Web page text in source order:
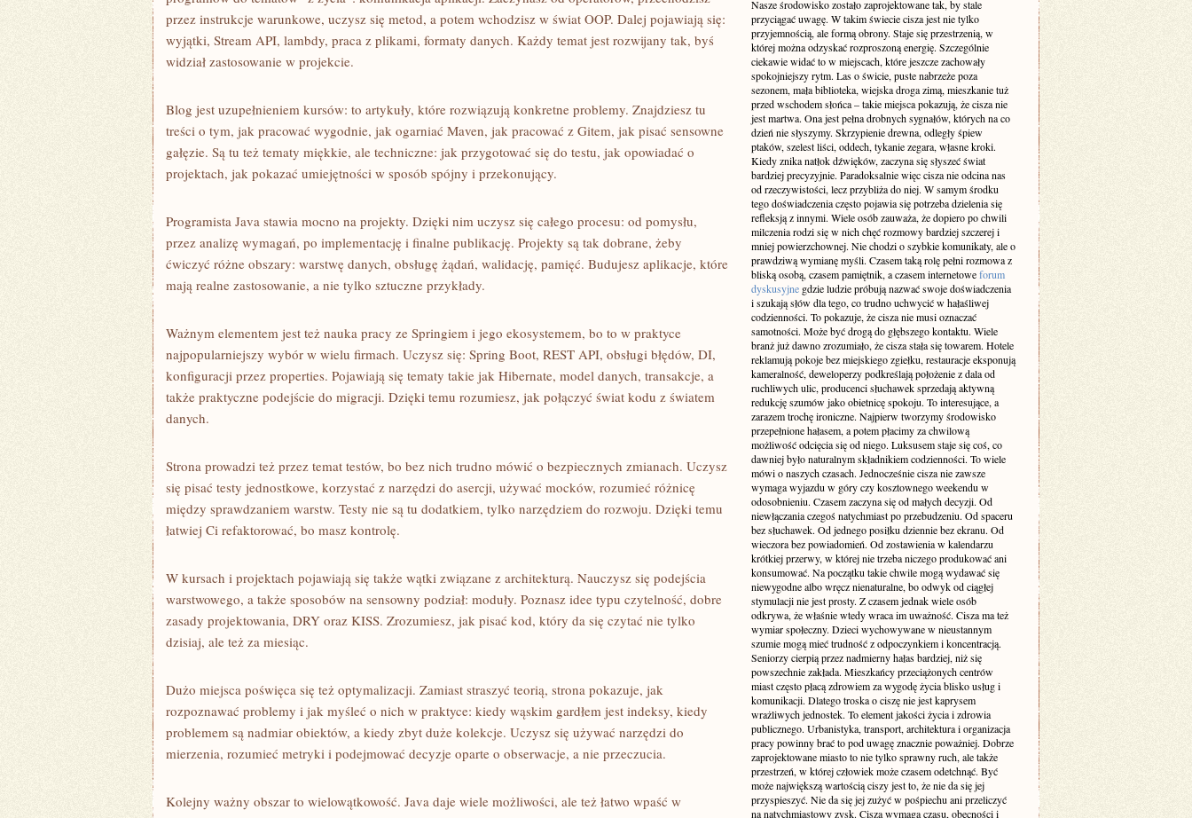
przez instrukcje warunkowe, uczysz się metod, a potem wchodzisz w świat OOP. Dalej pojawiają się:
wyjątki, Stream API, lambdy, praca z plikami, formaty danych. Każdy temat jest rozwijany tak, byś
widział zastosowanie w projekcie.
Blog jest uzupełnieniem kursów: to artykuły, które rozwiązują konkretne problemy. Znajdziesz tu
treści o tym, jak pracować wygodnie, jak ogarniać Maven, jak pracować z Gitem, jak pisać sensowne
gałęzie. Są tu też tematy miękkie, ale techniczne: jak przygotować się do testu, jak opowiadać o
projektach, jak pokazać umiejętności w sposób spójny i przekonujący.
Programista Java stawia mocno na projekty. Dzięki nim uczysz się całego procesu: od pomysłu,
przez analizę wymagań, po implementację i finalne publikację. Projekty są tak dobrane, żeby
ćwiczyć różne obszary: warstwę danych, obsługę żądań, walidację, pamięć. Budujesz aplikacje, które
mają realne zastosowanie, a nie tylko sztuczne przykłady.
Ważnym elementem jest też nauka pracy ze Springiem i jego ekosystemem, bo to w praktyce
najpopularniejszy wybór w wielu firmach. Uczysz się: Spring Boot, REST API, obsługi błędów, DI,
konfiguracji przez properties. Pojawiają się tematy takie jak Hibernate, model danych, transakcje, a
także praktyczne podejście do migracji. Dzięki temu rozumiesz, jak połączyć świat kodu z światem
danych.
Strona prowadzi też przez temat testów, bo bez nich trudno mówić o bezpiecznych zmianach. Uczysz
się pisać testy jednostkowe, korzystać z narzędzi do asercji, używać mocków, rozumieć różnicę
między sprawdzaniem warstw. Testy nie są tu dodatkiem, tylko narzędziem do rozwoju. Dzięki temu
łatwiej Ci refaktorować, bo masz kontrolę.
W kursach i projektach pojawiają się także wątki związane z architekturą. Nauczysz się podejścia
warstwowego, a także sposobów na sensowny podział: moduły. Poznasz idee typu czytelność, dobre
zasady projektowania, DRY oraz KISS. Zrozumiesz, jak pisać kod, który da się czytać nie tylko
dzisiaj, ale też za miesiąc.
Dużo miejsca poświęca się też optymalizacji. Zamiast straszyć teorią, strona pokazuje, jak
rozpoznawać problemy i jak myśleć o nich w praktyce: kiedy wąskim gardłem jest indeksy, kiedy
problemem są nadmiar obiektów, a kiedy zbyt duże kolekcje. Uczysz się używać narzędzi do
mierzenia, rozumieć metryki i podejmować decyzje oparte o obserwacje, a nie przeczucia.
Kolejny ważny obszar to wielowątkowość. Java daje wiele możliwości, ale też łatwo wpaść w
Nasze środowisko zostało zaprojektowane tak, by stale
przyciągać uwagę. W takim świecie cisza jest nie tylko
przyjemnością, ale formą obrony. Staje się przestrzenią, w
której można odzyskać rozproszoną energię. Szczególnie
ciekawie widać to w miejscach, które jeszcze zachowały
spokojniejszy rytm. Las o świcie, puste nabrzeże poza
sezonem, mała biblioteka, wiejska droga zimą, mieszkanie tuż
przed wschodem słońca – takie miejsca pokazują, że cisza nie
jest martwa. Ona jest pełna drobnych sygnałów, których na co
dzień nie słyszymy. Skrzypienie drewna, odległy śpiew
ptaków, szelest liści, oddech, tykanie zegara, własne kroki.
Kiedy znika natłok dźwięków, zaczyna się słyszeć świat
bardziej precyzyjnie. Paradoksalnie więc cisza nie odcina nas
od rzeczywistości, lecz przybliża do niej. W samym środku
tego doświadczenia często pojawia się potrzeba dzielenia się
refleksją z innymi. Wiele osób zauważa, że dopiero po chwili
milczenia rodzi się w nich chęć rozmowy bardziej szczerej i
mniej powierzchownej. Nie chodzi o szybkie komunikaty, ale o
prawdziwą wymianę myśli. Czasem taką rolę pełni rozmowa z
bliską osobą, czasem pamiętnik, a czasem internetoweforum
dyskusyjne gdzie ludzie próbują nazwać swoje doświadczenia
i szukają słów dla tego, co trudno uchwycić w hałaśliwej
codzienności. To pokazuje, że cisza nie musi oznaczać
samotności. Może być drogą do głębszego kontaktu. Wiele
branż już dawno zrozumiało, że cisza stała się towarem. Hotele
reklamują pokoje bez miejskiego zgiełku, restauracje eksponują
kameralność, deweloperzy podkreślają położenie z dala od
ruchliwych ulic, producenci słuchawek sprzedają aktywną
redukcję szumów jako obietnicę spokoju. To interesujące, a
zarazem trochę ironiczne. Najpierw tworzymy środowisko
przepełnione hałasem, a potem płacimy za chwilową
możliwość odcięcia się od niego. Luksusem staje się coś, co
dawniej było naturalnym składnikiem codzienności. To wiele
mówi o naszych czasach. Jednocześnie cisza nie zawsze
wymaga wyjazdu w góry czy kosztownego weekendu w
odosobnieniu. Czasem zaczyna się od małych decyzji. Od
niewłączania czegoś natychmiast po przebudzeniu. Od spaceru
bez słuchawek. Od jednego posiłku dziennie bez ekranu. Od
wieczora bez powiadomień. Od zostawienia w kalendarzu
krótkiej przerwy, w której nie trzeba niczego produkować ani
konsumować. Na początku takie chwile mogą wydawać się
niewygodne albo wręcz nienaturalne, bo odwyk od ciągłej
stymulacji nie jest prosty. Z czasem jednak wiele osób
odkrywa, że właśnie wtedy wraca im uważność. Cisza ma też
wymiar społeczny. Dzieci wychowywane w nieustannym
szumie mogą mieć trudność z odpoczynkiem i koncentracją.
Seniorzy cierpią przez nadmierny hałas bardziej, niż się
powszechnie zakłada. Mieszkańcy przeciążonych centrów
miast często płacą zdrowiem za wygodę życia blisko usług i
komunikacji. Dlatego troska o ciszę nie jest kaprysem
wrażliwych jednostek. To element jakości życia i zdrowia
publicznego. Urbanistyka, transport, architektura i organizacja
pracy powinny brać to pod uwagę znacznie poważniej. Dobrze
zaprojektowane miasto to nie tylko sprawny ruch, ale także
przestrzeń, w której człowiek może czasem odetchnąć. Być
może największą wartością ciszy jest to, że nie da się jej
przyspieszyć. Nie da się jej zużyć w pośpiechu ani przeliczyć
na natychmiastowy zysk. Cisza wymaga czasu, obecności i